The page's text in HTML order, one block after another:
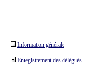
Information générale
Enregistrement des délégués